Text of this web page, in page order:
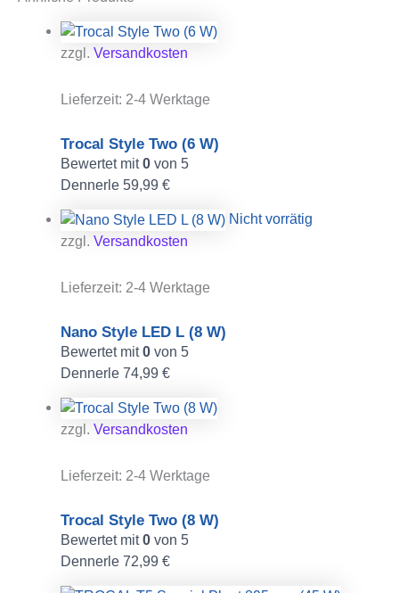
zzgl. Versandkosten
Lieferzeit: 2-4 Werktage
Trocal Style Two (6 W)
Bewertet mit0 von 5
Dennerle 59,99 €
Nicht vorrätig
zzgl. Versandkosten
Lieferzeit: 2-4 Werktage
Nano Style LED L (8 W)
Bewertet mit0 von 5
Dennerle 74,99 €
zzgl. Versandkosten
Lieferzeit: 2-4 Werktage
Trocal Style Two (8 W)
Bewertet mit0 von 5
Dennerle 72,99 €